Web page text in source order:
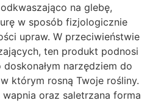
na glebę,
w sposób fizjologicznie
upraw. W przeciwieństwie
ten produkt podnosi
narzędziem do
którym rosną Twoje rośliny.
oraz saletrzana forma